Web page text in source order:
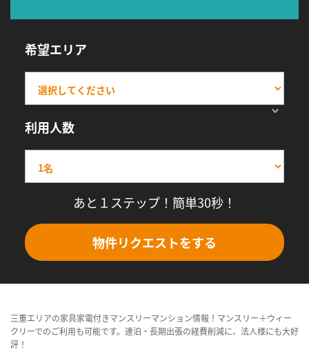
希望エリア
利用人数
あと１ステップ！簡単30秒！
物件リクエストをする
三重エリアの家具家電付きマンスリーマンション情報！マンスリー＋ウィー
クリーでのご利用も可能です。連泊・長期出張の経費削減に、法人様にも大好
評！